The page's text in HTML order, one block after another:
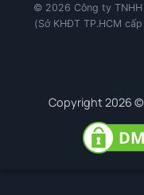
© 2026 Công ty TNHH
(Sở KHĐT TP.HCM
Copyright 2026 ©